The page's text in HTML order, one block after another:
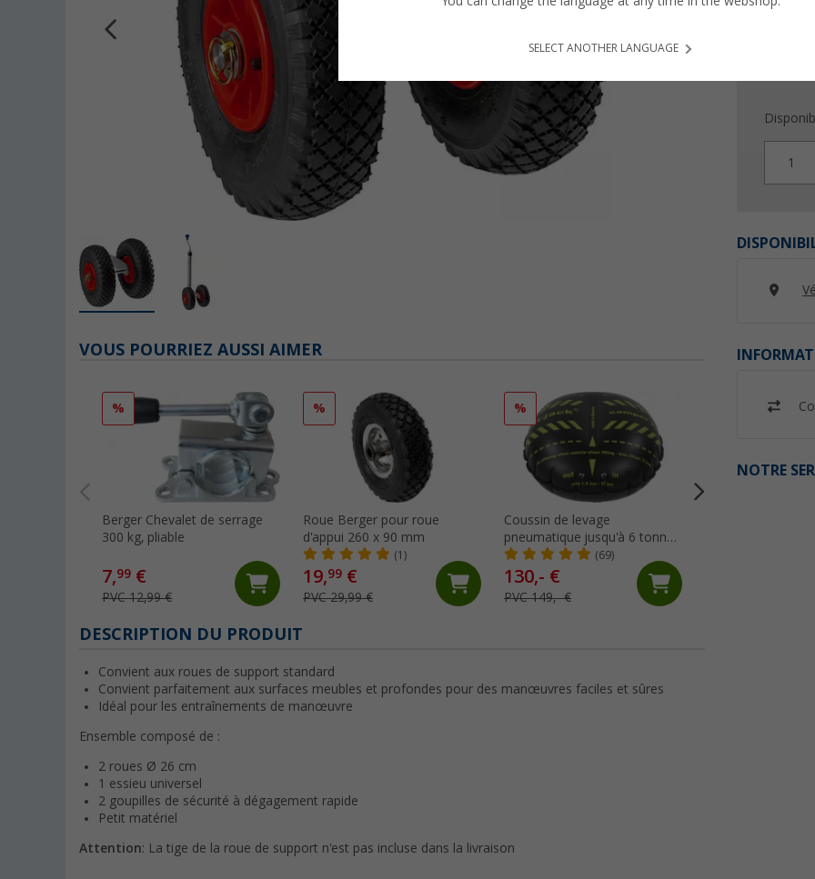
1
NOTRE
VOUS POURRIEZ AUSSI AIMER
%
Berger Chevalet de serrage
300 kg, pliable
7,99 €
PVC 12,99 €
%
Roue Berger pour roue
d'appui 260 x 90 mm
(1)
19,99 €
PVC 29,99 €
%
Coussin de levage
pneumatique jusqu'à 6 tonnes
et jusqu'à 305 mm de largeur
de pneu Camper Flat-Jack
(69)
130,- €
PVC 149,- €
DESCRIPTION DU PRODUIT
Convient aux roues de support standard
Convient parfaitement aux surfaces meubles et profondes pour des manœuvres faciles et sûres
Idéal pour les entraînements de manœuvre
Ensemble composé de :
2 roues Ø 26 cm
1 essieu universel
2 goupilles de sécurité à dégagement rapide
Petit matériel
Attention: La tige de la roue de support n'est pas incluse dans la livraison
SELECT ANOTHER LANGUAGE